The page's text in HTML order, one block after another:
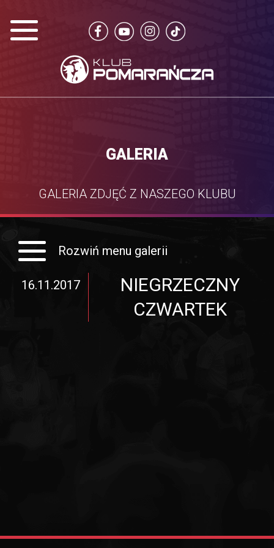
GALERIA
GALERIA ZDJĘĆ Z NASZEGO KLUBU
Rozwiń menu galerii
16.11.2017
NIEGRZECZNY
CZWARTEK